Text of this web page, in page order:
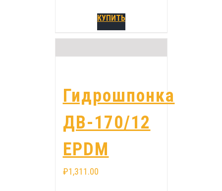
КУПИТЬ
Гидрошпонка
ДВ-170/12
EPDM
₽1,311.00